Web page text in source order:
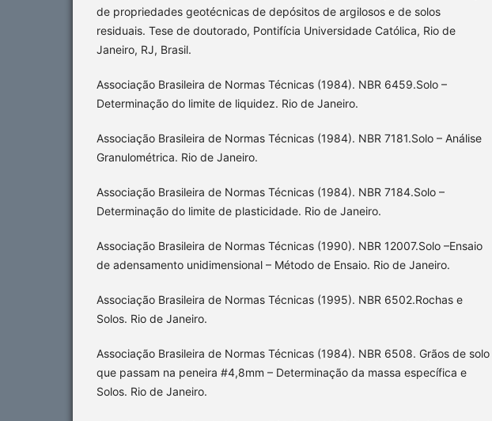
de propriedades geotécnicas de depósitos de argilosos e de solos
residuais. Tese de doutorado, Pontifícia Universidade Católica, Rio de
Janeiro, RJ, Brasil.
Associação Brasileira de Normas Técnicas (1984). NBR 6459.Solo –
Determinação do limite de liquidez. Rio de Janeiro.
Associação Brasileira de Normas Técnicas (1984). NBR 7181.Solo – Análise
Granulométrica. Rio de Janeiro.
Associação Brasileira de Normas Técnicas (1984). NBR 7184.Solo –
Determinação do limite de plasticidade. Rio de Janeiro.
Associação Brasileira de Normas Técnicas (1990). NBR 12007.Solo –Ensaio
de adensamento unidimensional – Método de Ensaio. Rio de Janeiro.
Associação Brasileira de Normas Técnicas (1995). NBR 6502.Rochas e
Solos. Rio de Janeiro.
Associação Brasileira de Normas Técnicas (1984). NBR 6508. Grãos de solo
que passam na peneira #4,8mm – Determinação da massa específica e
Solos. Rio de Janeiro.